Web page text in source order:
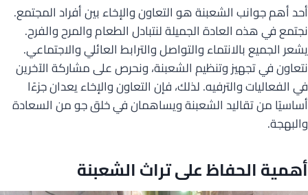
أحد أهم جوانب الشعبنة هو التعاون والإخاء بين أفراد المجتمع.
نجتمع في هذه العادة الجميلة لنتبادل الطعام والمرح والفرح.
يشعر الجميع بالانتماء والتواصل والترابط العائلي والاجتماعي.
نتعاون في تجهيز وتنظيم الشعبنة، ونحرص على مشاركة الآخرين
في الفعاليات والترفيه. لذلك، فإن التعاون والإخاء يعدان جزءًا
أساسيًا من تقاليد الشعبنة ويساهمان في خلق جو من السعادة
والبهجة.
أهمية الحفاظ على تراث الشعبنة